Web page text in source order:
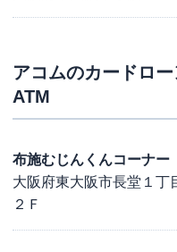
アコムのカードロー
ATM
布施むじんくんコーナー
大阪府東大阪市長堂１
２Ｆ